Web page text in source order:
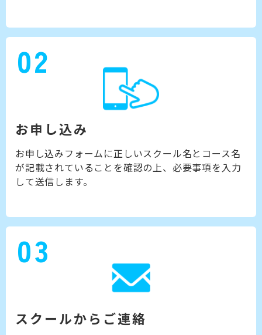
お申し込み
お申し込みフォームに正しいスクール名とコース名
が記載されていることを確認の上、必要事項を入力
して送信します。
02
スクールからご連絡
03